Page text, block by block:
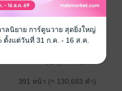
pdf, epub(สารบัญ)
391 หน้า (≈ 130,683 คำ)
าลนิยาย การ์ตูนวาย สุดยิ่งใหญ่
งแต่วันที่ 31 ก.ค. - 16 ส.ค.